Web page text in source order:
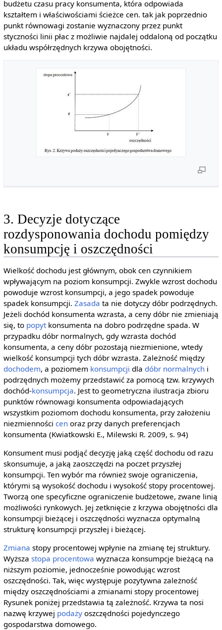
budżetu czasu pracy konsumenta, która odpowiada
kształtem i właściwościami ścieżce cen. tak jak poprzednio
punkt równowagi zostanie wyznaczony przez punkt
styczności linii płac z możliwie najdalej oddaloną od początku
układu współrzędnych krzywa obojętności.
3. Decyzje dotyczące
rozdysponowania dochodu pomiędzy
konsumpcję i oszczędności
Wielkość dochodu jest głównym, obok cen czynnikiem
wpływającym na poziom konsumpcji. Zwykle wzrost dochodu
powoduje wzrost konsumpcji, a jego spadek powoduje
spadek konsumpcji. Zasada ta nie dotyczy dóbr podrzędnych.
Jeżeli dochód konsumenta wzrasta, a ceny dóbr nie zmieniają
się, to popytkonsumenta na dobro podrzędne spada. W
przypadku dóbr normalnych, gdy wzrasta dochód
konsumenta, a ceny dóbr pozostają niezmienione, wtedy
wielkość konsumpcji tych dóbr wzrasta. Zależność między
dochodem, a poziomem konsumpcji dla dóbr normalnychi
podrzędnych możemy przedstawić za pomocą tzw. krzywych
dochód-konsumpcja. Jest to geometryczna ilustracja zbioru
punktów równowagi konsumenta odpowiadających
wszystkim poziomom dochodu konsumenta, przy założeniu
niezmienności cenoraz przy danych preferencjach
konsumenta (Kwiatkowski E., Milewski R. 2009, s. 94)
Konsument musi podjąć decyzję jaką część dochodu od razu
skonsumuje, a jaką zaoszczędzi na poczet przyszłej
konsumpcji. Ten wybór ma również swoje ograniczenia,
którymi są wysokość dochodu i wysokość stopy procentowej.
Tworzą one specyficzne ograniczenie budżetowe, zwane linią
możliwości rynkowych. Jej zetknięcie z krzywa obojętności dla
konsumpcji bieżącej i oszczędności wyznacza optymalną
strukturę konsumpcji przyszłej i bieżącej.
Zmiana stopy procentowej wpłynie na zmianę tej struktury.
Wyższa stopa procentowa wyznacza konsumpcje bieżącą na
niższym poziomie, jednocześnie powodując wzrost
oszczędności. Tak, więc występuje pozytywna zależność
między oszczędnościami a zmianami stopy procentowej
Rysunek poniżej przedstawia tą zależność. Krzywa ta nosi
nazwę krzywej podażyoszczędności pojedynczego
gospodarstwa domowego.